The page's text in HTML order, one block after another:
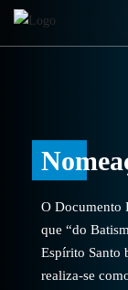
O Documento
que “do
Espírito Santo
realiza-se